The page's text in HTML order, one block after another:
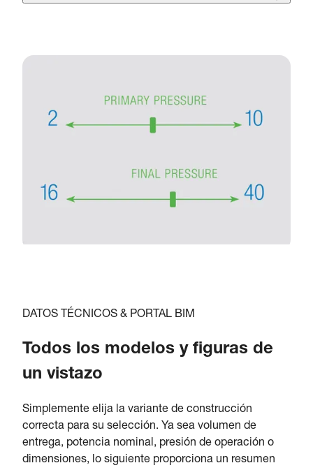
DATOS TÉCNICOS & PORTAL BIM
Todos los modelos y figuras de
un vistazo
Simplemente elija la variante de construcción
correcta para su selección. Ya sea volumen de
entrega, potencia nominal, presión de operación o
dimensiones, lo siguiente proporciona un resumen